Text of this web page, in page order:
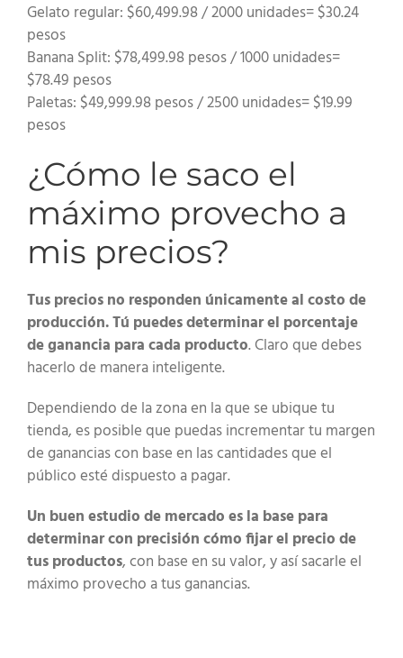
Gelato regular: $60,499.98 / 2000 unidades= $30.24
pesos
Banana Split: $78,499.98 pesos / 1000 unidades=
$78.49 pesos
Paletas: $49,999.98 pesos / 2500 unidades= $19.99
pesos
¿Cómo le saco el
máximo provecho a
mis precios?
Tus precios no responden únicamente al costo de
producción. Tú puedes determinar el porcentaje
de ganancia para cada producto. Claro que debes
hacerlo de manera inteligente.
Dependiendo de la zona en la que se ubique tu
tienda, es posible que puedas incrementar tu margen
de ganancias con base en las cantidades que el
público esté dispuesto a pagar.
Un buen estudio de mercado es la base para
determinar con precisión cómo fijar el precio de
tus productos, con base en su valor, y así sacarle el
máximo provecho a tus ganancias.